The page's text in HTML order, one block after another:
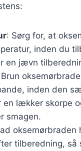
: Sørg for, at
inden du
en jævn
inden den
en lækker skorpe
smagen.
oksemørbraden
tilberedning, så